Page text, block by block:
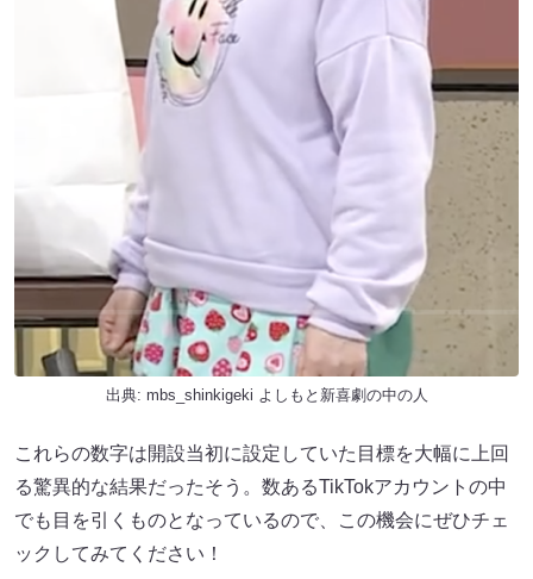
出典: mbs_shinkigeki よしもと新喜劇の中の人
これらの数字は開設当初に設定していた目標を大幅に上回
る驚異的な結果だったそう。数あるTikTokアカウントの中
でも目を引くものとなっているので、この機会にぜひチェ
ックしてみてください！